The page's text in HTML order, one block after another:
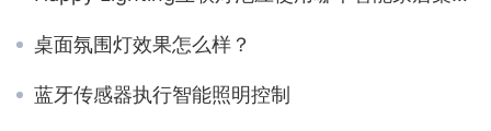
桌面氛围灯效果怎么样？
蓝牙传感器执行智能照明控制